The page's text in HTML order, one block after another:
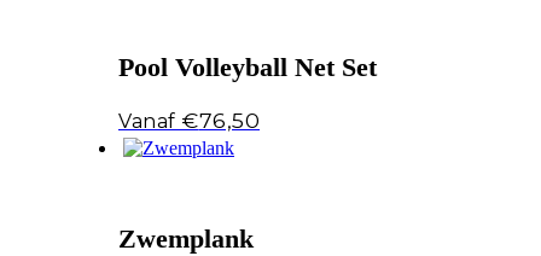
Pool Volleyball Net Set
€76,50
Zwemplank